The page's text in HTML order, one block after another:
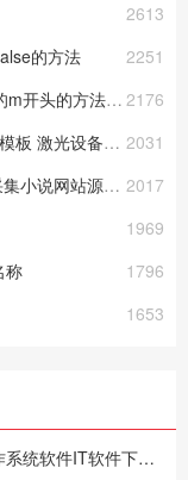
2613
2251
的方法
2176
法（完整实战篇
2031
源码下载
2017
带app带采集规则）
1969
1796
称
1653
(带手机版)win电脑操作系统软件IT软件下载网站易优CMS模板下载